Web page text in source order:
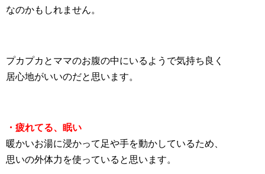
なのかもしれません。
プカプカとママのお腹の中にいるようで気持ち良く
居心地がいいのだと思います。
・疲れてる、眠い
暖かいお湯に浸かって足や手を動かしているため、
思いの外体力を使っていると思います。